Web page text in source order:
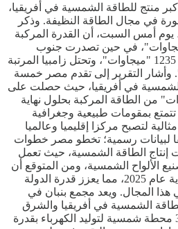
منتج للطاقة الشمسية في أفريقيا،
في مجال الطاقة النظيفة. وذكر
يوم أمس السبت، أن القدرة المركبة
وصلت إلى 707 "ميجاوات"، في حين تصدرت جنوب
أفريقيا القارة السمراء بقدرة 1235 "ميجاوات"، وتحتل زامبيا المرتبة
"ميجاوات". وأشار التقرير إلى تقدم مصر خمسة
في أفريقيا، حيث حصلت على
مع 707 "ميجاوات" من الطاقة المركبة بحلول نهاية
تتمتع بمقومات طبيعية وجغرافية
لتصبح مركزا إقليميا وعالميا
لبيانات رسمية؛ تخطو مصر خطوات
إنتاج الطاقة الشمسية، حيث تعمل
الألواح الشمسية، ومن المتوقع أن
تكتمل المنظومة بالكامل بنهاية عام 2025، مما يعزز قدرة الدولة
هذا المجال. ويعد مجمع بنبان في
الشمسية في أفريقيا والشرق
الأوسط؛ ، ويضم المشروع 32 محطة شمسية لتوليد الكهرباء بقدرة